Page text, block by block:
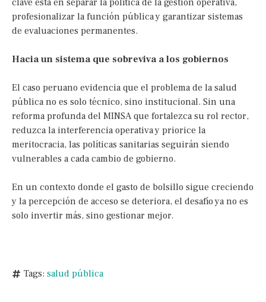
clave está en separar la política de la gestión operativa,
profesionalizar la función pública y garantizar sistemas
de evaluaciones permanentes.
Hacia un sistema que sobreviva a los gobiernos
El caso peruano evidencia que el problema de la salud
pública no es solo técnico, sino institucional. Sin una
reforma profunda del MINSA que fortalezca su rol rector,
reduzca la interferencia operativa y priorice la
meritocracia, las políticas sanitarias seguirán siendo
vulnerables a cada cambio de gobierno.
En un contexto donde el gasto de bolsillo sigue creciendo
y la percepción de acceso se deteriora, el desafío ya no es
solo invertir más, sino gestionar mejor.
Tags: salud pública